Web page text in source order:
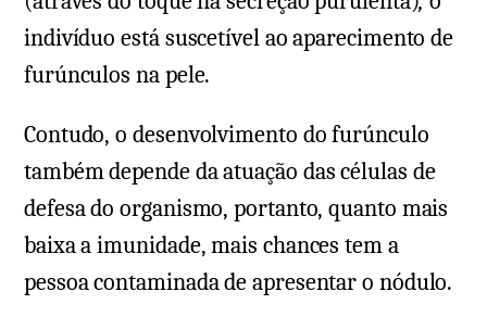
indivíduo está suscetível ao aparecimento de
furúnculos na pele.
Contudo, o desenvolvimento do furúnculo
também depende da atuação das células de
defesa do organismo, portanto, quanto mais
baixa a imunidade, mais chances tem a
pessoa contaminada de apresentar o nódulo.